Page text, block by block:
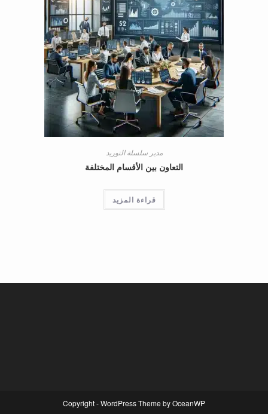
مدير سلسلة التوريد
التعاون بين الأقسام المختلفة
قراءة المزيد
Copyright - WordPress Theme by OceanWP